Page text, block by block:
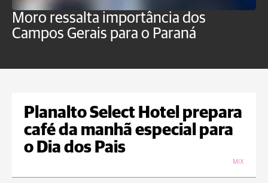
Moro ressalta importância dos
Campos Gerais para o Paraná
Planalto Select Hotel prepara
café da manhã especial para
o Dia dos Pais
MIX